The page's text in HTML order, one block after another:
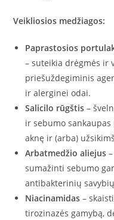
Veikliosios medžiagos:
Paprastosios
– suteikia drėgmės ir
priešuždegiminis
ir alerginei odai.
Salicilo rūgštis –
ir sebumo
aknę ir (arba)
Arbatmedžio aliejus
sumažinti sebumo
antibakterinių
Niacinamidas–
tirozinazės gamybą,